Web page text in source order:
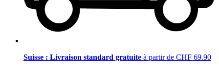
Suisse : Livraison standard gratuite à partir de CHF 69.90